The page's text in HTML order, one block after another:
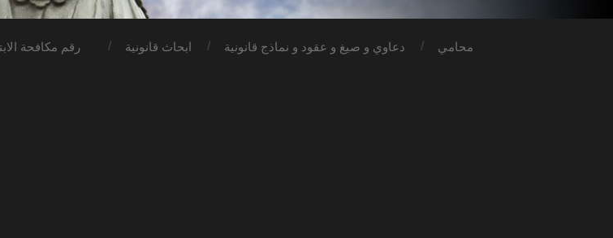
محامي دعاوي و صيغ و عقود و نماذج قانونية ابحاث قانونية رقم مكافحة